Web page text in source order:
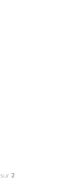
sur 2